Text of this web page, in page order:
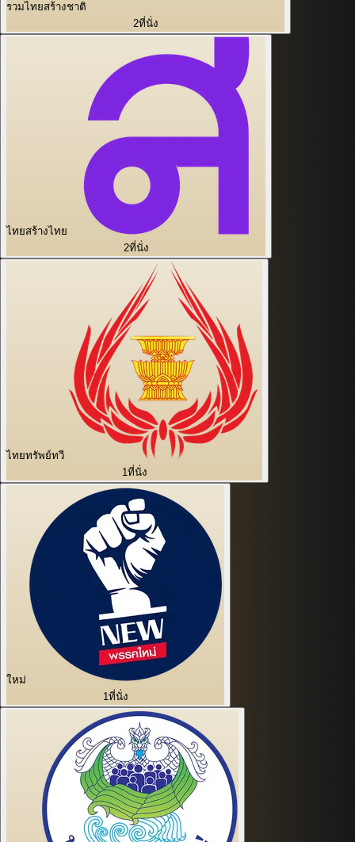
รวมไทยสร้างชาติ
2ที่นั่ง
ไทยสร้างไทย
2ที่นั่ง
ไทยทรัพย์ทวี
1ที่นั่ง
ใหม่
1ที่นั่ง